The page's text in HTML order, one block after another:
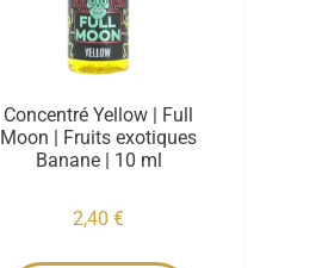
Concentré Yellow | Full
Moon | Fruits exotiques
Banane | 10 ml
2,40€